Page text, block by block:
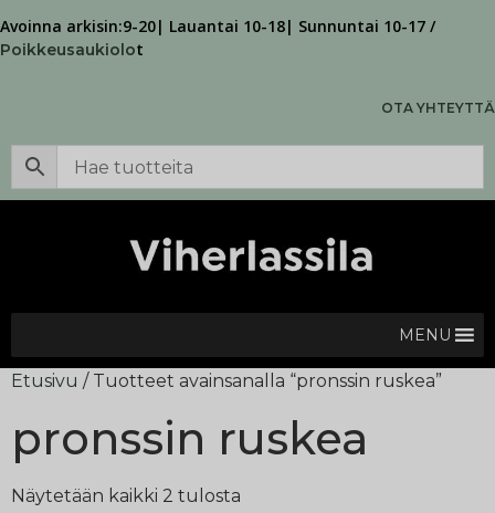
Avoinna arkisin:9-20| Lauantai 10-18| Sunnuntai 10-17 /
Poikkeusaukiolot
OTA YHTEYTTÄ
MENU
Etusivu / Tuotteet avainsanalla “pronssin ruskea”
pronssin ruskea
Näytetään kaikki 2 tulosta